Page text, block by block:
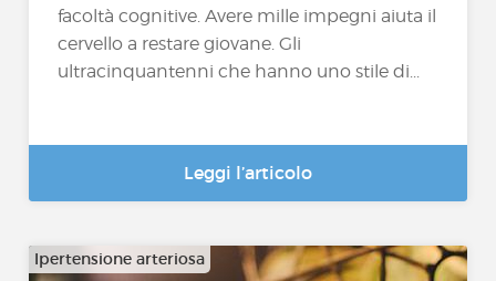
facoltà cognitive. Avere mille impegni aiuta il
cervello a restare giovane. Gli
ultracinquantenni che hanno uno stile di...
Leggi l’articolo
Ipertensione arteriosa